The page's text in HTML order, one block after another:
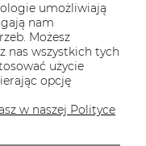
do
- 16:00
umożliwiają
nam
Możesz
nas wszystkich tych
użycie
opcję
w naszej Polityce